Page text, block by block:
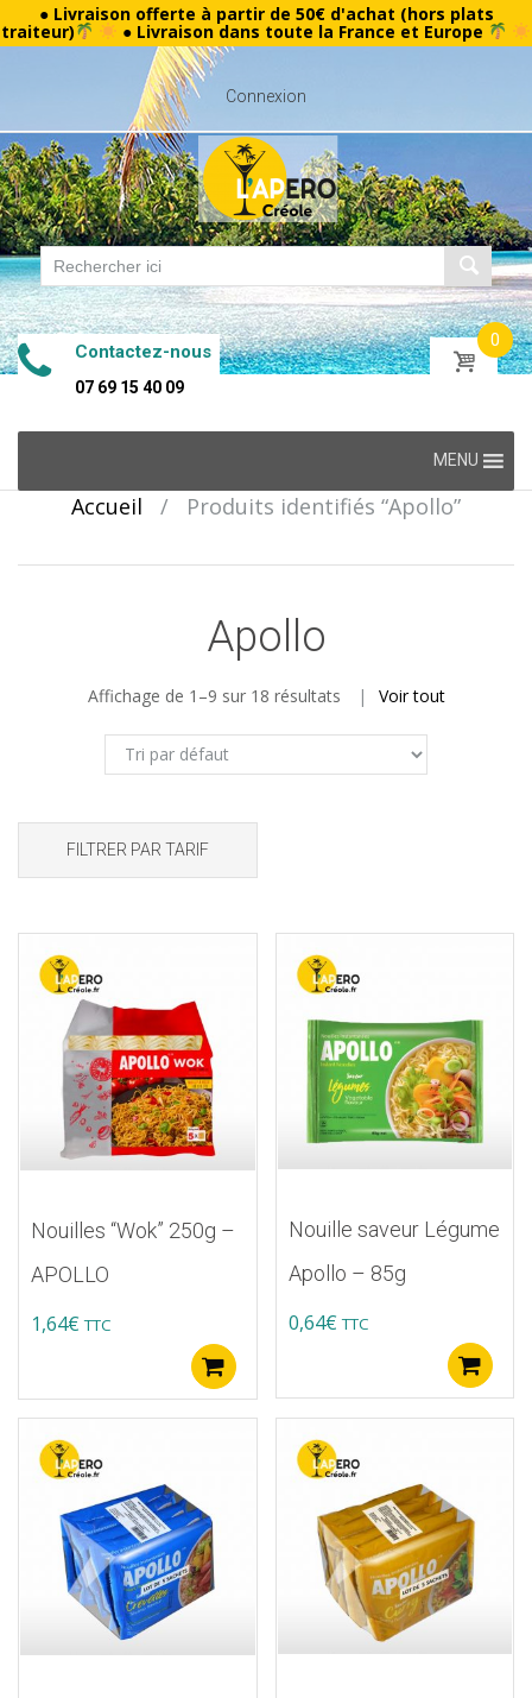
● Livraison offerte à partir de 50€ d'achat (hors plats
traiteur) ● Livraison dans toute la France et Europe
Connexion
Contactez-nous
07 69 15 40 09
0
content
MENU
Accueil / Produits identifiés “Apollo”
Apollo
Affichage de 1–9 sur 18 résultats Voir tout
FILTRER PAR TARIF
Nouilles “Wok” 250g –
APOLLO
1,64€ TTC
Nouille saveur Légume
Apollo – 85g
0,64€ TTC